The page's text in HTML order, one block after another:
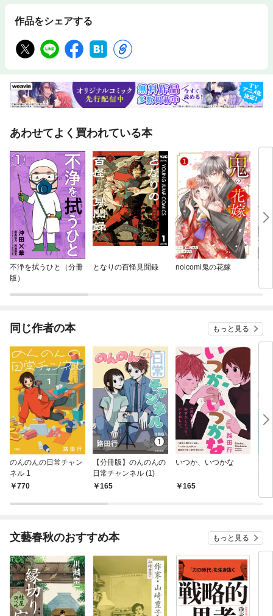
作品をシェアする
あわせてよく買われている本
不浄を拭うひと（分冊
版）
となりの百怪見聞録 noicomi鬼の花嫁 薬
同じ作者の本 もっと見る
のんのんの日常チャン
ネル 1
770
【分冊版】のんのんの
日常チャンネル (1)
165
いつか、いつかな
165
す
子
文藝春秋のおすすめ本 もっと見る